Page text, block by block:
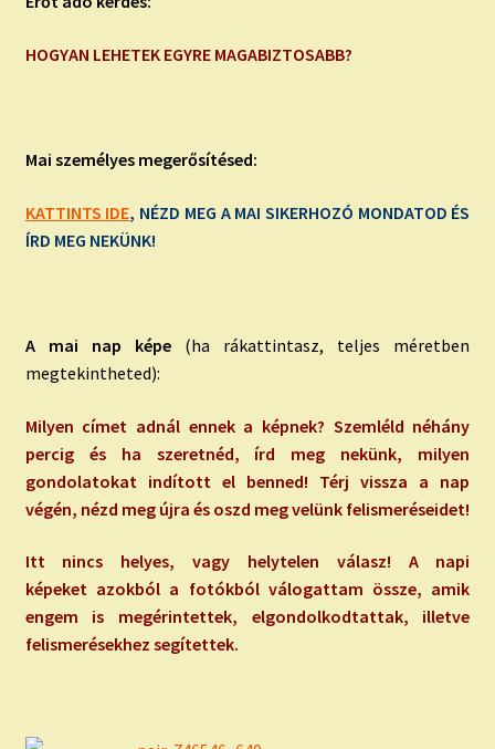
HOGYAN LEHETEK EGYRE MAGABIZTOSABB?
Mai személyes megerősítésed:
KATTINTS IDE, NÉZD MEG A MAI SIKERHOZÓ MONDATOD ÉS
ÍRD MEG NEKÜNK!
A mai nap képe (ha rákattintasz, teljes méretben
megtekintheted):
Milyen címet adnál ennek a képnek? Szemléld néhány
percig és ha szeretnéd, írd meg nekünk, milyen
gondolatokat indított el benned! Térj vissza a nap
végén, nézd meg újra és oszd meg velünk felismeréseidet!
Itt nincs helyes, vagy helytelen válasz! A napi
képeket azokból a fotókból válogattam össze, amik
engem is megérintettek, elgondolkodtattak, illetve
felismerésekhez segítettek.